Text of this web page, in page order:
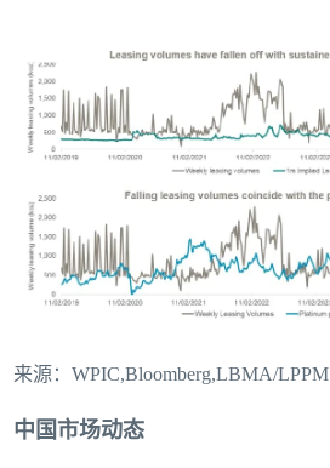
来源：WPIC,Bloomberg,LBMA/LPPM
中国市场动态